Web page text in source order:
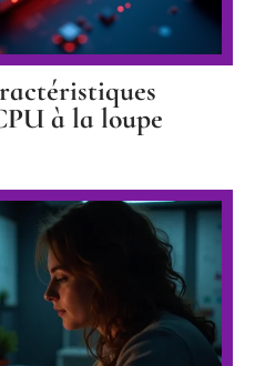
à la loupe